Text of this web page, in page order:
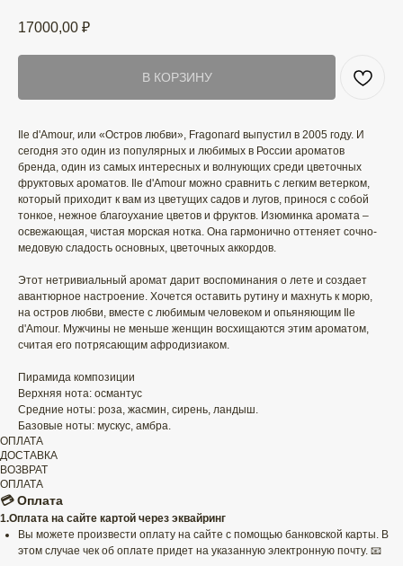
17000,00 ₽
В КОРЗИНУ
Ile d'Amour, или «Остров любви», Fragonard выпустил в 2005 году. И
сегодня это один из популярных и любимых в России ароматов
бренда, один из самых интересных и волнующих среди цветочных
фруктовых ароматов. Ile d'Amour можно сравнить с легким ветерком,
который приходит к вам из цветущих садов и лугов, принося с собой
тонкое, нежное благоухание цветов и фруктов. Изюминка аромата –
освежающая, чистая морская нотка. Она гармонично оттеняет сочно-
медовую сладость основных, цветочных аккордов.
Этот нетривиальный аромат дарит воспоминания о лете и создает
авантюрное настроение. Хочется оставить рутину и махнуть к морю,
на остров любви, вместе с любимым человеком и опьяняющим Ile
d'Amour. Мужчины не меньше женщин восхищаются этим ароматом,
считая его потрясающим афродизиаком.
Пирамида композиции
Верхняя нота: османтус
Средние ноты: роза, жасмин, сирень, ландыш.
Базовые ноты: мускус, амбра.
ОПЛАТА
ДОСТАВКА
ВОЗВРАТ
ОПЛАТА
💳 Оплата
1.Оплата на сайте картой через эквайринг
Вы можете произвести оплату на сайте с помощью банковской карты. В
этом случае чек об оплате придет на указанную электронную почту. 📧